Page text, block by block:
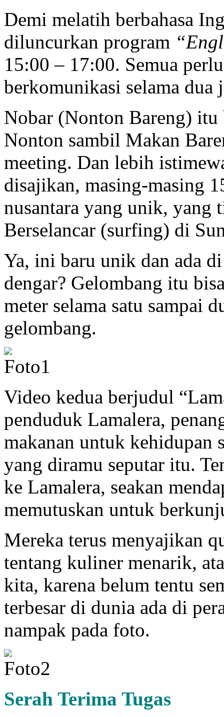
Demi melatih berbahasa
diluncurkan program
15:00 – 17:00. Semua
berkomunikasi selama dua
Nobar (Nonton Bareng) itu
Nonton sambil Makan
meeting. Dan lebih
disajikan, masing-masing
nusantara yang unik, yang
Berselancar (surfing) di
Ya, ini baru unik dan ada
dengar? Gelombang itu
meter selama satu sampai
gelombang.
Video kedua berjudul
penduduk Lamalera,
makanan untuk kehidupan
yang diramu seputar itu.
ke Lamalera, seakan
memutuskan untuk
Mereka terus menyajikan
tentang kuliner menarik,
kita, karena belum tentu
terbesar di dunia ada di
nampak pada foto.
Serah Terima Tugas